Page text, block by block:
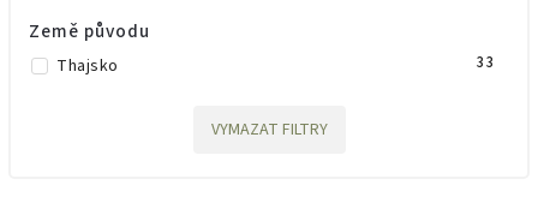
Země původu
Thajsko 33
VYMAZAT FILTRY